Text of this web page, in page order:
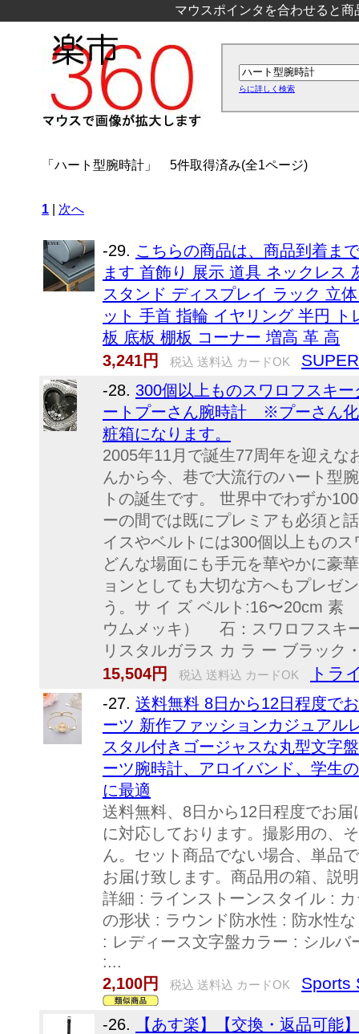
マウスポインタを合わせると
らに詳しく検索
「ハート型腕時計」 5件取得済み(全1ページ)
1 次へ
-29. こちらの商品は、商品到着ま
ます 首飾り 展示 道具 ネックレス
スタンド ディスプレイ ラック 立
ット 手首 指輪 イヤリング 半円
板 底板 棚板 コーナー 増高 革 高
3,241円
税込 送料込 カードOK
-28. 300個以上ものスワロフスキ
ートプーさん腕時計 ※プーさん化
粧箱になります。
2005年11月で誕生77周年を迎えな
んから今、巷で大流行のハート型
トの誕生です。 世界中でわずか
ーの間では既にプレミアも必須と
イスやベルトには300個以上もの
どんな場面にも手元を華やかに豪
ョンとしても大切な方へもプレゼ
う。サ イ ズ ベルト:16〜20cm
ウムメッキ） 石：スワロフスキ
リスタルガラス カ ラ ー ブラック
15,504円
税込 送料込 カードOK トラ
-27. 送料無料 8日から12日程度で
ーツ 新作ファッションカジュアル
スタル付きゴージャスな丸型文字
ーツ腕時計、アロイバンド、学生
に最適
送料無料、8日から12日程度でお
に対応しております。撮影用の、
ん。セット商品でない場合、単品
お届け致します。商品用の箱、説
詳細 : ラインストーンスタイル :
の形状 : ラウンド防水性 : 防水性
: レディース文字盤カラー : シル
:...
2,100円
税込 送料込 カードOK Sports
-26.
【あす楽】【交換・返品可能